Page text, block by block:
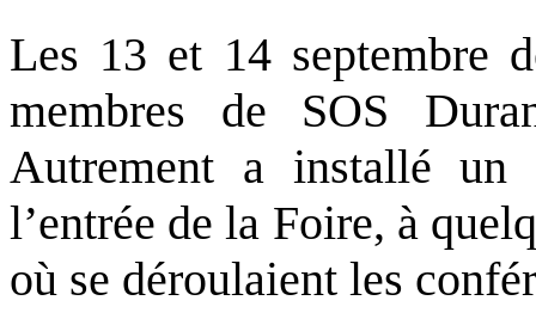
Les 13 et 14 septembre
membres de SOS
Autrement a installé
l’entrée de la Foire, à
où se déroulaient les